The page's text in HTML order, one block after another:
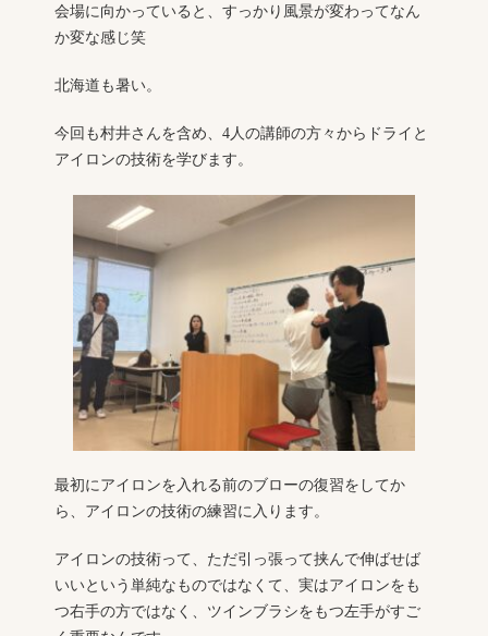
会場に向かっていると、すっかり風景が変わってなん
か変な感じ笑
北海道も暑い。
今回も村井さんを含め、4人の講師の方々からドライと
アイロンの技術を学びます。
最初にアイロンを入れる前のブローの復習をしてか
ら、アイロンの技術の練習に入ります。
アイロンの技術って、ただ引っ張って挟んで伸ばせば
いいという単純なものではなくて、実はアイロンをも
つ右手の方ではなく、ツインブラシをもつ左手がすご